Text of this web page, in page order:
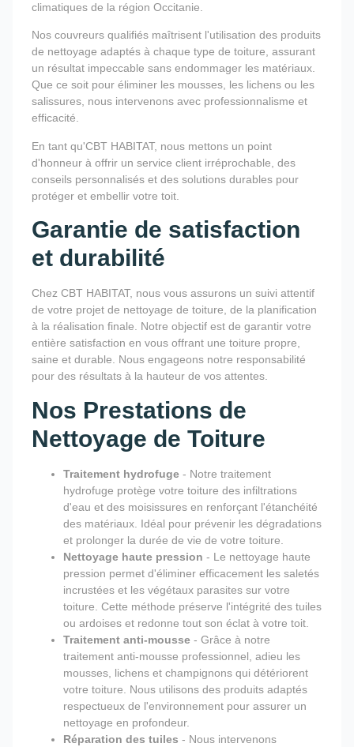
climatiques de la région Occitanie.
Nos couvreurs qualifiés maîtrisent l'utilisation des produits
de nettoyage adaptés à chaque type de toiture, assurant
un résultat impeccable sans endommager les matériaux.
Que ce soit pour éliminer les mousses, les lichens ou les
salissures, nous intervenons avec professionnalisme et
efficacité.
En tant qu'CBT HABITAT, nous mettons un point
d'honneur à offrir un service client irréprochable, des
conseils personnalisés et des solutions durables pour
protéger et embellir votre toit.
Garantie de satisfaction
et durabilité
Chez CBT HABITAT, nous vous assurons un suivi attentif
de votre projet de nettoyage de toiture, de la planification
à la réalisation finale. Notre objectif est de garantir votre
entière satisfaction en vous offrant une toiture propre,
saine et durable. Nous engageons notre responsabilité
pour des résultats à la hauteur de vos attentes.
Nos Prestations de
Nettoyage de Toiture
Traitement hydrofuge - Notre traitement
hydrofuge protège votre toiture des infiltrations
d'eau et des moisissures en renforçant l'étanchéité
des matériaux. Idéal pour prévenir les dégradations
et prolonger la durée de vie de votre toiture.
Nettoyage haute pression - Le nettoyage haute
pression permet d'éliminer efficacement les saletés
incrustées et les végétaux parasites sur votre
toiture. Cette méthode préserve l'intégrité des tuiles
ou ardoises et redonne tout son éclat à votre toit.
Traitement anti-mousse - Grâce à notre
traitement anti-mousse professionnel, adieu les
mousses, lichens et champignons qui détériorent
votre toiture. Nous utilisons des produits adaptés
respectueux de l'environnement pour assurer un
nettoyage en profondeur.
Réparation des tuiles - Nous intervenons